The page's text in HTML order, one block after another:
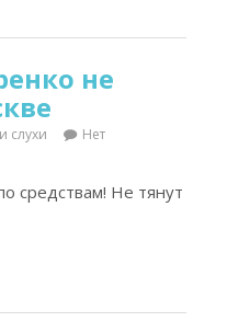
не
слухи
Нет
средствам! Не тянут